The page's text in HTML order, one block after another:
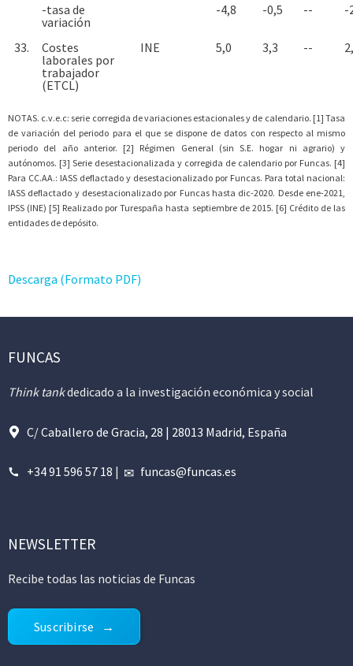
-tasa de
variación
-4,8 -0,5 -- -
33.
Costes
laborales por
trabajador
(ETCL)
INE 5,0 3,3 --
NOTAS. c.v.e.c: serie corregida de variaciones estacionales y de calendario. [1] Tasa
de variación del periodo para el que se dispone de datos con respecto al mismo
periodo del año anterior. [2] Régimen General (sin S.E. hogar ni agrario) y
autónomos. [3] Serie desestacionalizada y corregida de calendario por Funcas. [4]
Para CC.AA.: IASS deflactado y desestacionalizado por Funcas. Para total nacional:
IASS deflactado y desestacionalizado por Funcas hasta dic-2020. Desde ene-2021,
IPSS (INE) [5] Realizado por Turespaña hasta septiembre de 2015. [6] Crédito de las
entidades de depósito.
Descarga (Formato PDF)
FUNCAS
Think tankdedicado a la investigación económica y social
C/ Caballero de Gracia, 28 | 28013 Madrid, España
+34 91 596 57 18 | funcas@funcas.es
NEWSLETTER
Recibe todas las noticias de Funcas
Suscribirse